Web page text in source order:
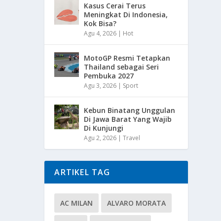
Kasus Cerai Terus
Meningkat Di Indonesia,
Kok Bisa?
Agu 4, 2026 | Hot
MotoGP Resmi Tetapkan
Thailand sebagai Seri
Pembuka 2027
Agu 3, 2026 | Sport
Kebun Binatang Unggulan
Di Jawa Barat Yang Wajib
Di Kunjungi
Agu 2, 2026 |Travel
ARTIKEL TAG
AC MILAN ALVARO MORATA